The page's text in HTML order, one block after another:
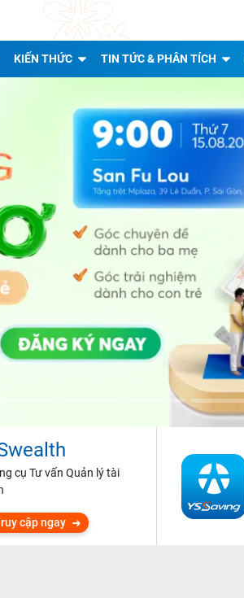
KIẾN THỨC TIN TỨC & PHÂN TÍCH
cụ Tư vấn Quản lý tài
cập ngay